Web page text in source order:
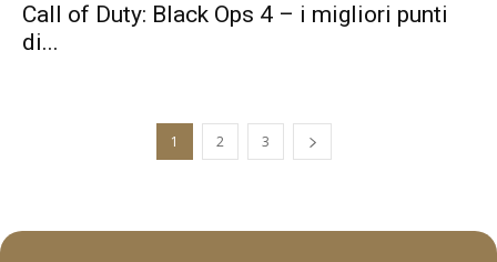
Call of Duty: Black Ops 4 – i migliori punti
di...
1 2 3